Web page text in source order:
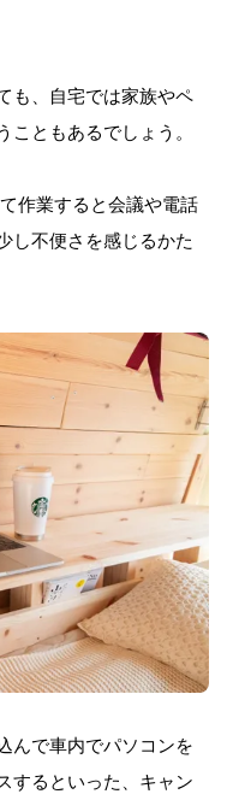
も、自宅では家族やペ
こともあるでしょう。
作業すると会議や電話
し不便さを感じるかた
んで車内でパソコンを
するといった、キャン